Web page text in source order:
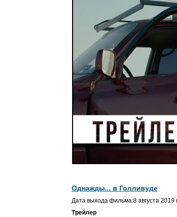
Однажды... в Голливуде
Дата выхода фильма:8 августа 2019
Трейлер